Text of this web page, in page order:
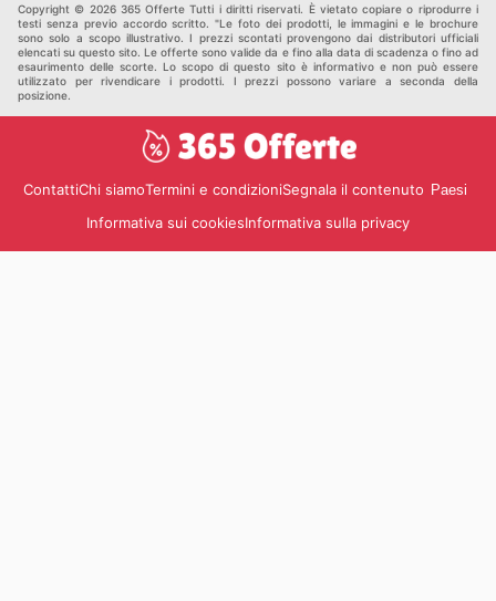
Copyright © 2026 365 Offerte Tutti i diritti riservati. È vietato copiare o riprodurre i
testi senza previo accordo scritto. "Le foto dei prodotti, le immagini e le brochure
sono solo a scopo illustrativo. I prezzi scontati provengono dai distributori ufficiali
elencati su questo sito. Le offerte sono valide da e fino alla data di scadenza o fino ad
esaurimento delle scorte. Lo scopo di questo sito è informativo e non può essere
utilizzato per rivendicare i prodotti. I prezzi possono variare a seconda della
posizione.
ContattiChi siamoTermini e condizioniSegnala il contenuto Paesi
Informativa sui cookiesInformativa sulla privacy